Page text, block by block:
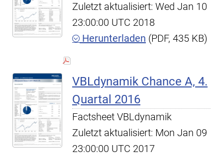
Zuletzt aktualisiert: Wed Jan 10
23:00:00 UTC 2018
Herunterladen (PDF, 435 KB)
VBLdynamik Chance A, 4.
Quartal 2016
Factsheet VBLdynamik
Zuletzt aktualisiert: Mon Jan 09
23:00:00 UTC 2017